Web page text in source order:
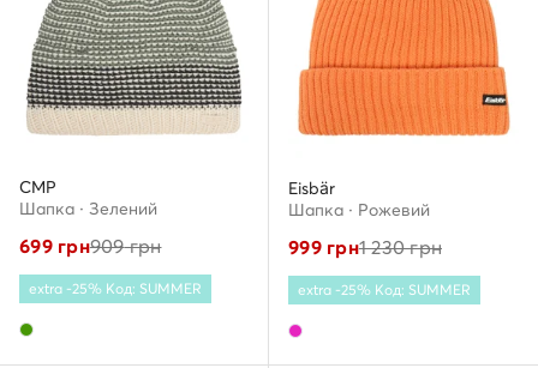
CMP
Шапкa · Зелений
699грн909грн
extra -25% Код: SUMMER
Eisbär
Шапкa · Рожевий
999грн1 230грн
extra -25% Код: SUMMER